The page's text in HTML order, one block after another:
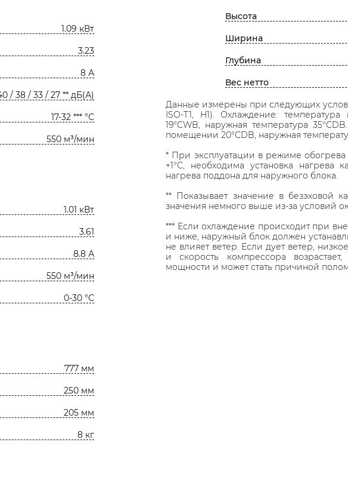
1.09 кВт
3.23
8 А
/ 38 / 33 / 27 ** дБ(А)
17-32 *** °С
550 м³/мин
1.01 кВт
3.61
8.8 А
550 м³/мин
0-30 °С
777 мм
250 мм
205 мм
8 кг
Высота
Ширина
Глубина
Вес нетто
Данные измерены при следующих
ISO-T1, H1). Охлаждение:
19°СWB, наружная температура
помещении 20°СDB, наружная
* При эксплуатации в режиме
+1°С, необходима установка нагрева
нагрева поддона для наружного блока.
** Показывает значение в безэховой
значения немного выше из-за условий
*** Если охлаждение происходит при
и ниже, наружный блок должен
не влияет ветер. Если дует ветер,
и скорость компрессора
мощности и может стать причиной